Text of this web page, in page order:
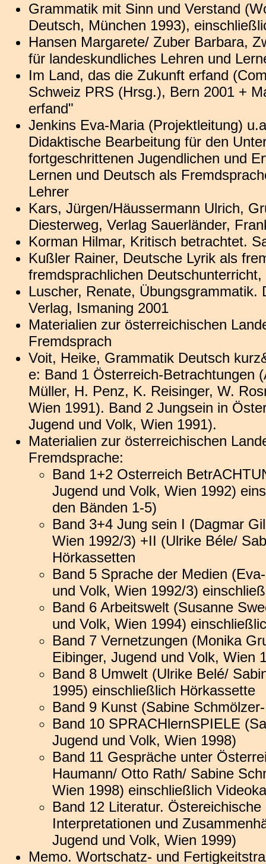
Grammatik mit Sinn und Verstand
Deutsch, München 1993),
Hansen Margarete/ Zuber Barbara,
für landeskundliches Lehren und
Im Land, das die Zukunft erfand
Schweiz PRS (Hrsg.), Bern 2001 +
erfand"
Jenkins Eva-Maria (Projektleitung)
Didaktische Bearbeitung für den
fortgeschrittenen Jugendlichen und
Lernen und Deutsch als
Lehrer
Kars, Jürgen/Häussermann Ulrich,
Diesterweg, Verlag Sauerländer,
Korman Hilmar, Kritisch betrachtet.
Kußler Rainer, Deutsche Lyrik als
fremdsprachlichen
Luscher, Renate,
Verlag, Ismaning 2001
Materialien zur österreichischen
Fremdsprach
Voit, Heike, Grammatik Deutsch
e: Band 1 Österreich-Betrachtungen
Müller, H. Penz, K. Reisinger, W.
Wien 1991). Band 2 Jungsein in
Jugend und Volk, Wien 1991).
Materialien zur österreichischen
Fremdsprache:
Band 1+2 Osterreich
Jugend und Volk, Wien 1992)
den Bänden 1-5)
Band 3+4 Jung sein I (Dagmar
Wien 1992/3) +II (Ulrike Béle/
Hörkassetten
Band 5 Sprache der Medien
und Volk, Wien 1992/3)
Band 6 Arbeitswelt (Susanne
und Volk, Wien 1994)
Band 7 Vernetzungen (Monika
Eibinger, Jugend und Volk, Wien
Band 8 Umwelt (Ulrike Belé/
1995) einschließlich Hörkassette
Band 9 Kunst (Sabine
Band 10 SPRACHlernSPIELE
Jugend und Volk, Wien 1998)
Band 11 Gespräche unter
Haumann/ Otto Rath/ Sabine
Wien 1998) einschließlich
Band 12 Literatur.
Interpretationen und
Jugend und Volk, Wien 1999)
Memo. Wortschatz- und